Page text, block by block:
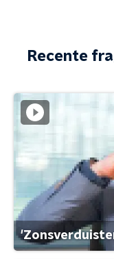
Recente